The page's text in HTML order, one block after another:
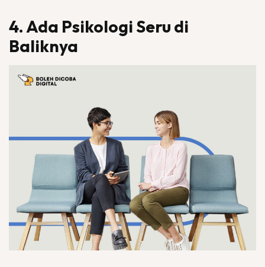
4. Ada Psikologi Seru di
Baliknya